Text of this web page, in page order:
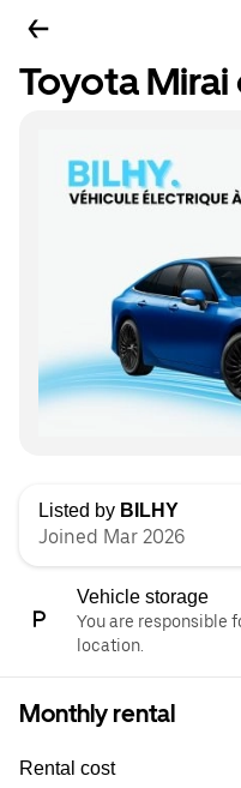
Toyota Mirai
Listed by BILHY
Joined Mar 2026
Vehicle storage
You are responsible
location.
Monthly rental
Rental cost